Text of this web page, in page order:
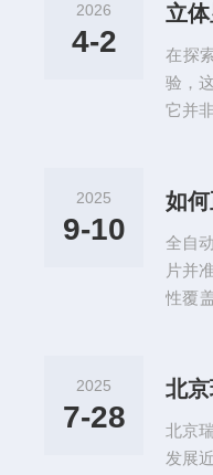
2026
4-2
立
在探
验，
它并
品之
有鲜
2025
9-10
如
全自
片并
性覆
通过
张超
2025
7-28
北京
发展